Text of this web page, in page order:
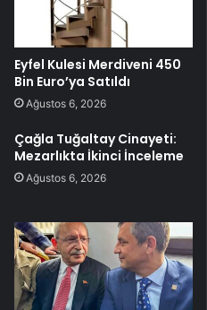
Eyfel Kulesi Merdiveni 450
Bin Euro’ya Satıldı
Ağustos 6, 2026
Çağla Tuğaltay Cinayeti:
Mezarlıkta İkinci İnceleme
Ağustos 6, 2026